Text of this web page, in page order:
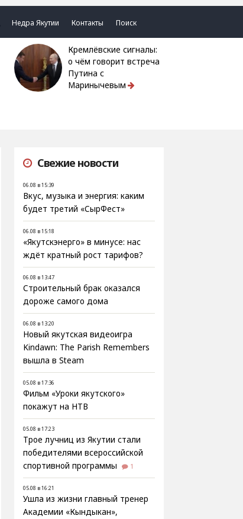
Недра Якутии Контакты Поиск
Кремлёвские сигналы:
о чём говорит встреча
Путина с
Маринычевым
Свежие новости
06.08 в 15:39
Вкус, музыка и энергия: каким
будет третий «СырФест»
06.08 в 15:18
«Якутскэнерго» в минусе: нас
ждёт кратный рост тарифов?
06.08 в 13:47
Строительный брак оказался
дороже самого дома
06.08 в 13:20
Новый якутская видеоигра
Kindawn: The Parish Remembers
вышла в Steam
05.08 в 17:36
Фильм «Уроки якутского»
покажут на НТВ
05.08 в 17:23
Трое лучниц из Якутии стали
победителями всероссийской
спортивной программы
1
05.08 в 16:21
Ушла из жизни главный тренер
Академии «Кындыкан»,